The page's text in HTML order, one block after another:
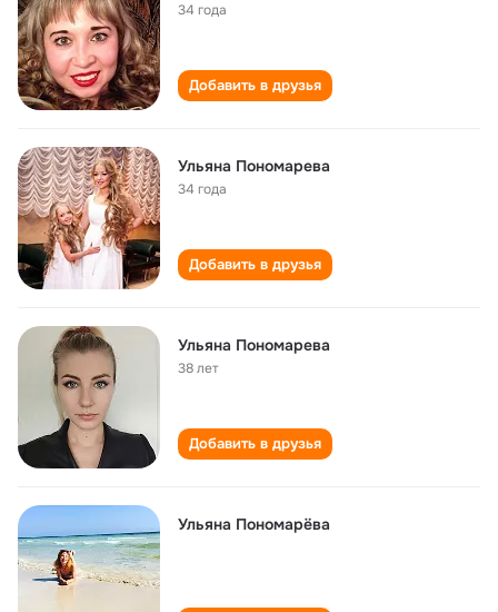
34 года
Добавить в друзья
Ульяна Пономарева
34 года
Добавить в друзья
Ульяна Пономарева
38 лет
Добавить в друзья
Ульяна Пономарёва